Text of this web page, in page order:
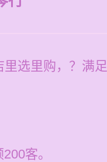
选里购，？满足
客。